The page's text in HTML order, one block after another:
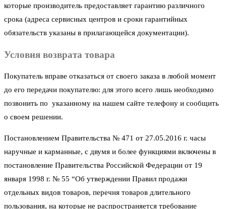
которые производитель предоставляет гарантию различного
срока (адреса сервисных центров и сроки гарантийных
обязательств указаны в прилагающейся документации).
Условия возврата товара
Покупатель вправе отказаться от своего заказа в любой момент
до его передачи покупателю: для этого всего лишь необходимо
позвонить по указанному на нашем сайте телефону и сообщить
о своем решении.
Постановлением Правительства № 471 от 27.05.2016 г. часы
наручные и карманные, с двумя и более функциями включены в
постановление Правительства Российской Федерации от 19
января 1998 г. № 55 “Об утверждении Правил продажи
отдельных видов товаров, перечня товаров длительного
пользования, на которые не распространяется требование